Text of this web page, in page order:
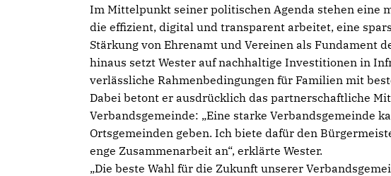
Im Mittelpunkt seiner politischen Agenda stehen eine
die effizient, digital und transparent arbeitet, eine
Stärkung von Ehrenamt und Vereinen als Fundament
hinaus setzt Wester auf nachhaltige Investitionen in
verlässliche Rahmenbedingungen für Familien mit
Dabei betont er ausdrücklich das partnerschaftliche
Verbandsgemeinde: „Eine starke Verbandsgemeinde
Ortsgemeinden geben. Ich biete dafür den
enge Zusammenarbeit an“, erklärte Wester.
Die beste Wahl für die Zukunft unserer